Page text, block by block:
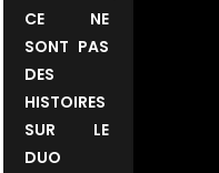
CE NE
SONT PAS
DES
HISTOIRES
SUR LE
DUO